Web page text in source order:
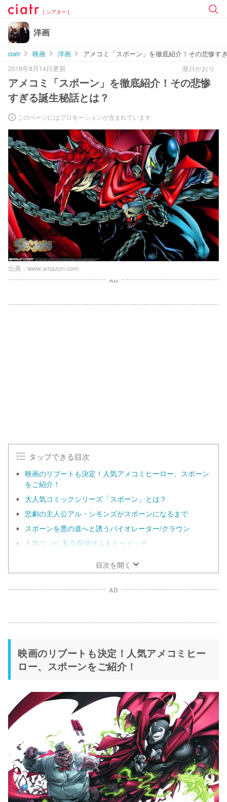
[ シアター ]
洋画
ciatr 映画 洋画
アメコミ「スポーン」を徹底紹介！その悲惨す
2018年8月14日更新
瀧川かおり
アメコミ「スポーン」を徹底紹介！その悲惨
すぎる誕生秘話とは？
このページにはプロモーションが含まれています
出典 : www.amazon.com
AD
タップできる目次
映画のリブートも決定！人気アメコミヒーロー、スポーン
をご紹介！
大人気コミックシリーズ「スポーン」とは？
悲劇の主人公アル・シモンズがスポーンになるまで
スポーンを悪の道へと誘うバイオレーター/クラウン
人気コンビ 私立探偵サム＆トゥイッチ
目次を開く
AD
映画のリブートも決定！人気アメコミヒー
ロー、スポーンをご紹介！